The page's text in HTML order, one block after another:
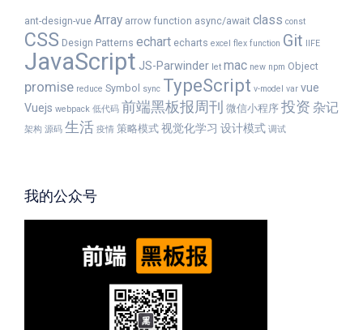
ant-design-vue Array arrow function async/await class const
CSS Design Patterns echart echarts excel flex function Git IIFE
JavaScript JS-Parwinder let mac new npm Object
promise reduce Symbol sync TypeScript v-model var vue
Vuejs webpack 低代码 前端黑板报周刊 微信小程序 投资 杂记
架构 源码 生活 疫情 策略模式 视觉化学习 设计模式 调试
我的公众号